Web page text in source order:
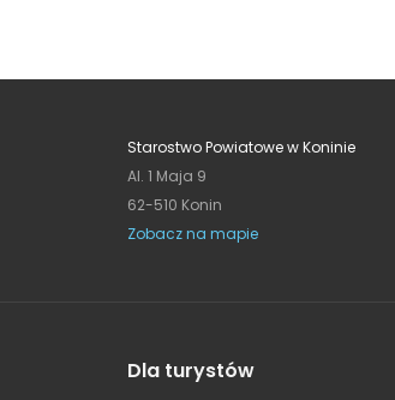
Starostwo Powiatowe w Koninie
Al. 1 Maja 9
62-510 Konin
Zobacz na mapie
Dla turystów